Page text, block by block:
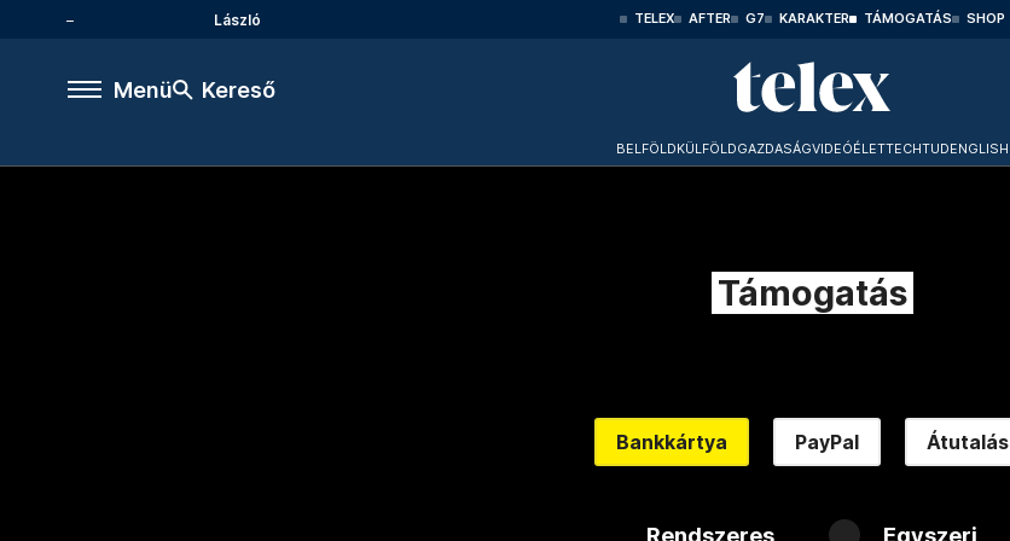
László TELEX AFTER G7 KARAKTER TÁMOGATÁS SHOP
Menü Kereső
BELFÖLDKÜLFÖLDGAZDASÁGVIDEÓÉLETTECHTUDENGLISH
Támogatás
Bankkártya PayPal Átutalás
Rendszeres Egyszeri